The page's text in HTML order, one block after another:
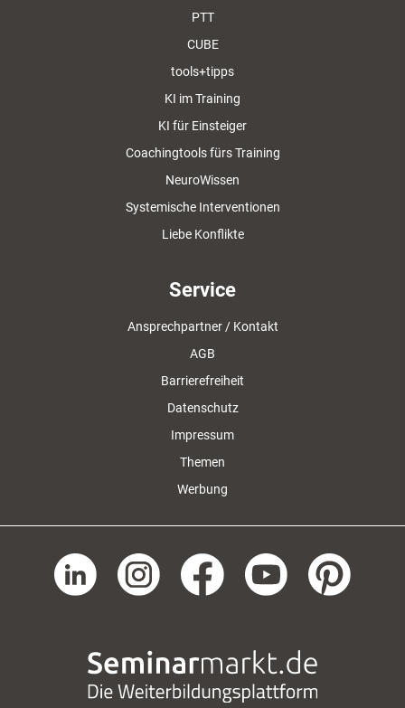
PTT
CUBE
tools+tipps
KI im Training
KI für Einsteiger
Coachingtools fürs Training
NeuroWissen
Systemische Interventionen
Liebe Konflikte
Service
Ansprechpartner / Kontakt
AGB
Barrierefreiheit
Datenschutz
Impressum
Themen
Werbung